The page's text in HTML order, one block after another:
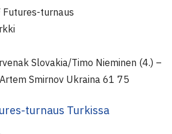
turnaus
Slovakia/Timo Nieminen (4.) –
Smirnov Ukraina 61 75
turnaus Turkissa